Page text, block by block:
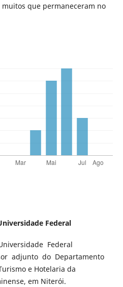
que permaneceram no
Federal
Federal
adjunto do Departamento
e Hotelaria da
em Niterói.